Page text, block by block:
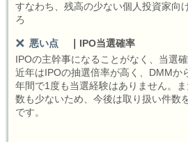
すなわち、残高の少ない個人投資家向
ろ
悪い点
IPO当選確率
IPOの主幹事になることがなく、当選
近年はIPOの抽選倍率が高く、DMMか
年間で1度も当選経験はありません。
数も少ないため、今後は取り扱い件数
です。